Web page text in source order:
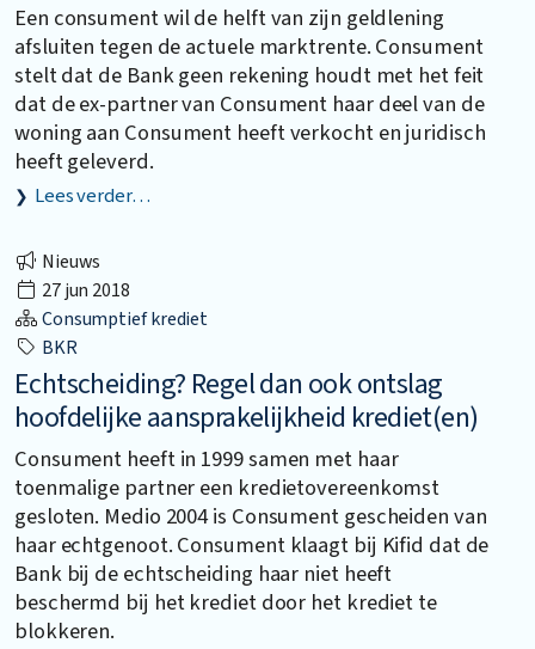
Een consument wil de helft van zijn geldlening
afsluiten tegen de actuele marktrente. Consument
stelt dat de Bank geen rekening houdt met het feit
dat de ex-partner van Consument haar deel van de
woning aan Consument heeft verkocht en juridisch
heeft geleverd.
Lees verder…
Nieuws
27 jun 2018
Consumptief krediet
BKR
Echtscheiding? Regel dan ook ontslag
hoofdelijke aansprakelijkheid krediet(en)
Consument heeft in 1999 samen met haar
toenmalige partner een kredietovereenkomst
gesloten. Medio 2004 is Consument gescheiden van
haar echtgenoot. Consument klaagt bij Kifid dat de
Bank bij de echtscheiding haar niet heeft
beschermd bij het krediet door het krediet te
blokkeren.